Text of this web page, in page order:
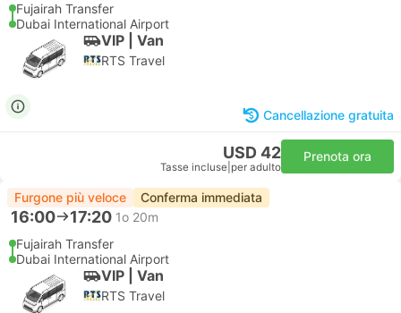
Fujairah Transfer
Dubai International Airport
VIP | Van
RTS Travel
Cancellazione gratuita
USD 42
Tasse incluse per adulto
Prenota ora
Furgone più veloce Conferma immediata
16:00 17:20 1o 20m
Fujairah Transfer
Dubai International Airport
VIP | Van
RTS Travel